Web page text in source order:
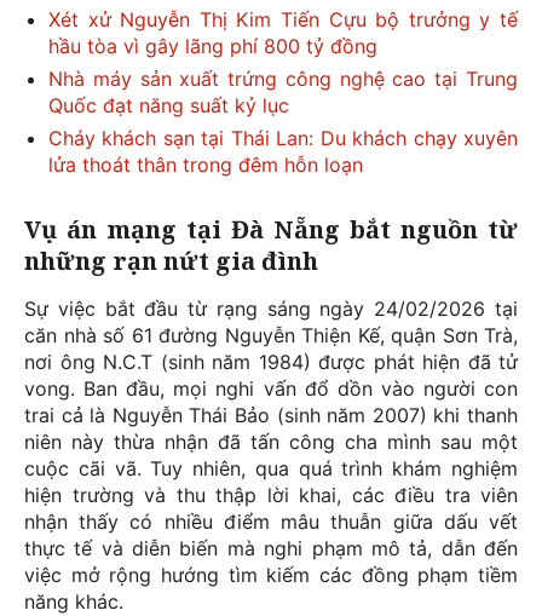
Xét xử Nguyễn Thị Kim Tiến Cựu bộ trưởng y tế
hầu tòa vì gây lãng phí 800 tỷ đồng
Nhà máy sản xuất trứng công nghệ cao tại Trung
Quốc đạt năng suất kỷ lục
Cháy khách sạn tại Thái Lan: Du khách chạy xuyên
lửa thoát thân trong đêm hỗn loạn
Vụ án mạng tại Đà Nẵng bắt nguồn từ
những rạn nứt gia đình
Sự việc bắt đầu từ rạng sáng ngày 24/02/2026 tại
căn nhà số 61 đường Nguyễn Thiện Kế, quận Sơn Trà,
nơi ông N.C.T (sinh năm 1984) được phát hiện đã tử
vong. Ban đầu, mọi nghi vấn đổ dồn vào người con
trai cả là Nguyễn Thái Bảo (sinh năm 2007) khi thanh
niên này thừa nhận đã tấn công cha mình sau một
cuộc cãi vã. Tuy nhiên, qua quá trình khám nghiệm
hiện trường và thu thập lời khai, các điều tra viên
nhận thấy có nhiều điểm mâu thuẫn giữa dấu vết
thực tế và diễn biến mà nghi phạm mô tả, dẫn đến
việc mở rộng hướng tìm kiếm các đồng phạm tiềm
năng khác.